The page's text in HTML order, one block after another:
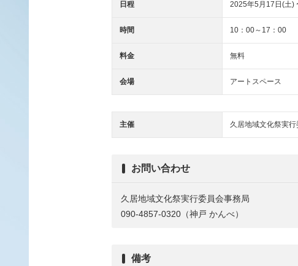
日程 2025年5月17日(土)
時間 10：00～17：00
料金 無料
会場 アートスペース
主催 久居地域文化祭実行
お問い合わせ
久居地域文化祭実行委員会事務局
090-4857-0320（神戸 かんべ）
備考